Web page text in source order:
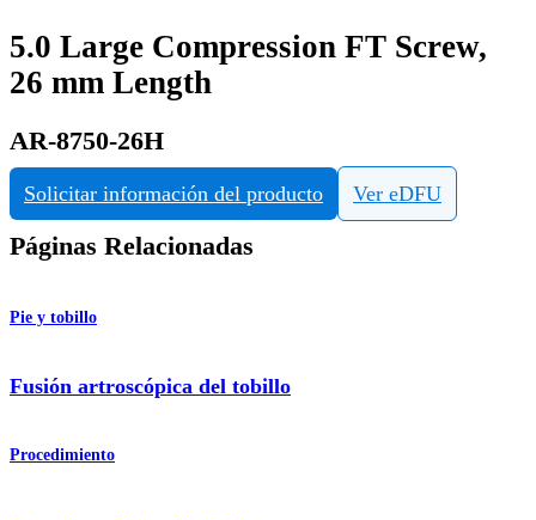
5.0 Large Compression FT Screw,
26 mm Length
AR-8750-26H
Solicitar información del producto Ver eDFU
Páginas Relacionadas
Pie y tobillo
Fusión artroscópica del tobillo
Procedimiento